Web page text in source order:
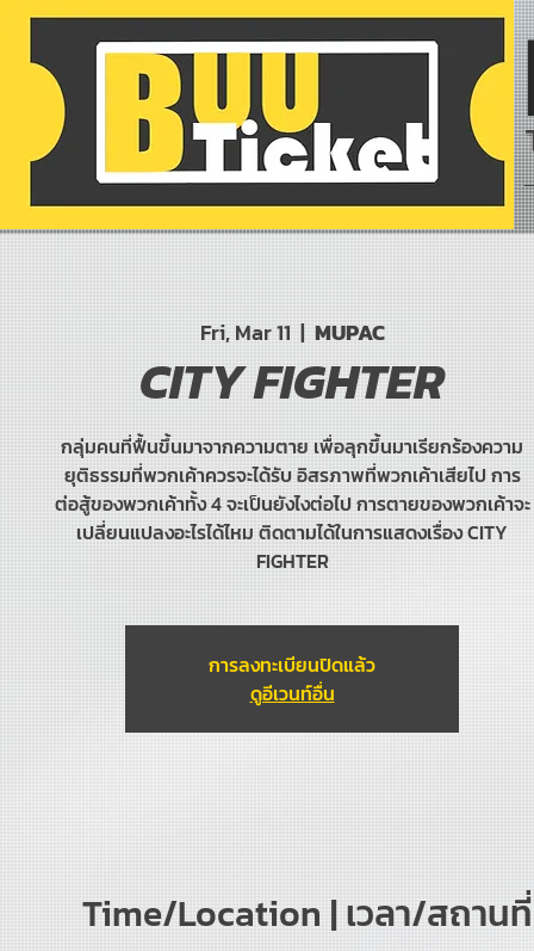
Fri, Mar 11
  |
MUPAC
CITY FIGHTER
กลุ่มคนที่ฟื้นขึ้นมาจากความตาย เพื่อลุกขึ้นมาเรียกร้องความ
ยุติธรรมที่พวกเค้าควรจะได้รับ อิสรภาพที่พวกเค้าเสียไป การ
ต่อสู้ของพวกเค้าทั้ง 4 จะเป็นยังไงต่อไป การตายของพวกเค้าจะ
เปลี่ยนแปลงอะไรได้ไหม ติดตามได้ในการแสดงเรื่อง CITY
FIGHTER
การลงทะเบียนปิดแล้ว
ดูอีเวนท์อื่น
Time/Location | เวลา/สถานที่